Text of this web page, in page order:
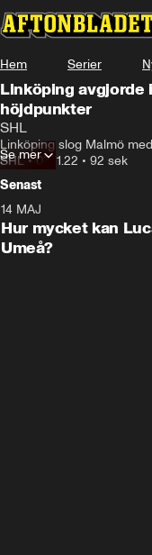
Hem Serier
Linköping avgjorde
höjdpunkter
SHL
Linköping slog Malmö
SHL•03.11.22 • 92 sek
Se mer
Senast
Plus
14 MAJ
Hur mycket kan
Umeå?